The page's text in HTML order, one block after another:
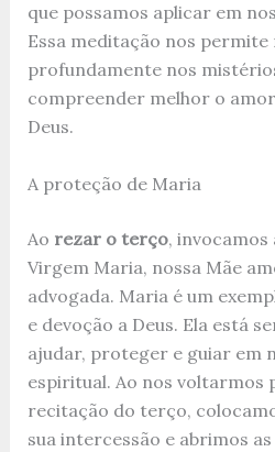
que possamos aplicar em
Essa meditação nos
profundamente nos
compreender melhor o
Deus.
A proteção de Maria
Ao rezar o terço, invocamos
Virgem Maria, nossa Mãe
advogada. Maria é um
e devoção a Deus. Ela está
ajudar, proteger e guiar em
espiritual. Ao nos voltarmos
recitação do terço,
sua intercessão e abrimos